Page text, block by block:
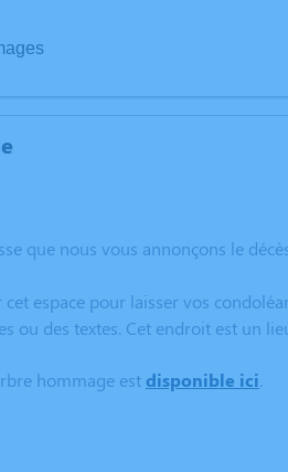
que nous vous annonçons le
espace pour laisser vos
ou des textes. Cet endroit est un
hommage estdisponible ici.